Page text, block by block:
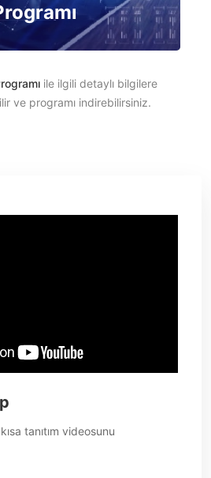
ile ilgili detaylı bilgilere
ve programı indirebilirsiniz.
kısa tanıtım videosunu